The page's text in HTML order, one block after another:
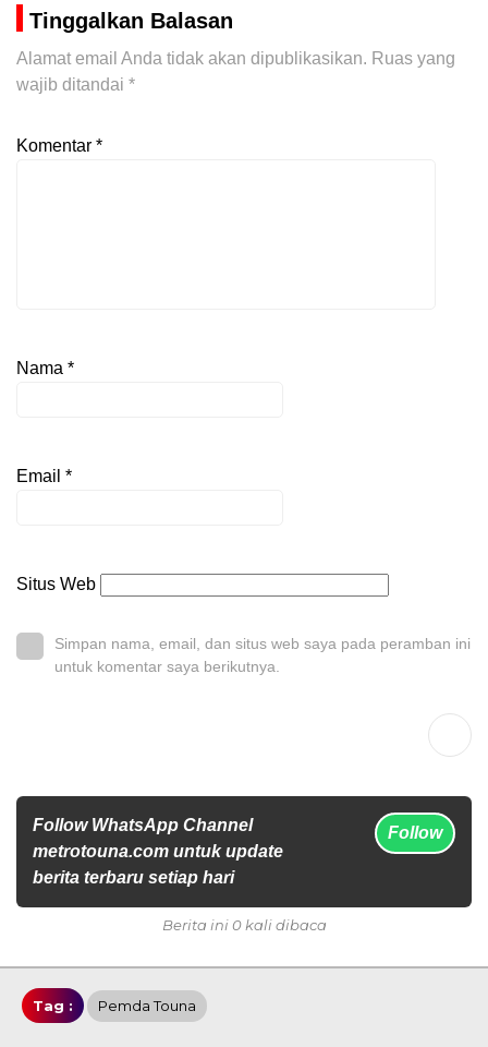
Tinggalkan Balasan
Alamat email Anda tidak akan dipublikasikan. Ruas yang
wajib ditandai *
Komentar *
Nama *
Email *
Situs Web
Simpan nama, email, dan situs web saya pada peramban ini
untuk komentar saya berikutnya.
Follow WhatsApp Channel
metrotouna.com untuk update
berita terbaru setiap hari
Follow
Berita ini 0 kali dibaca
Tag : Pemda Touna